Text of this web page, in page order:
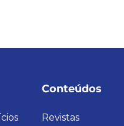
Conteúdos
Revistas